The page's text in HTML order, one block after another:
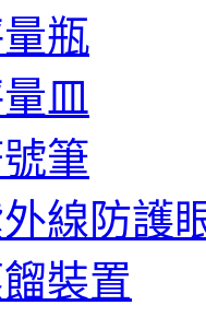
瓶
皿
筆
線防護
裝置